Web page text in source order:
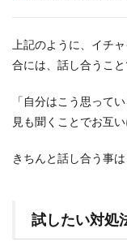
上記のように、イチ
合には、話し合うこ
「自分はこう思って
見も聞くことでお互
きちんと話し合う事
試したい対処